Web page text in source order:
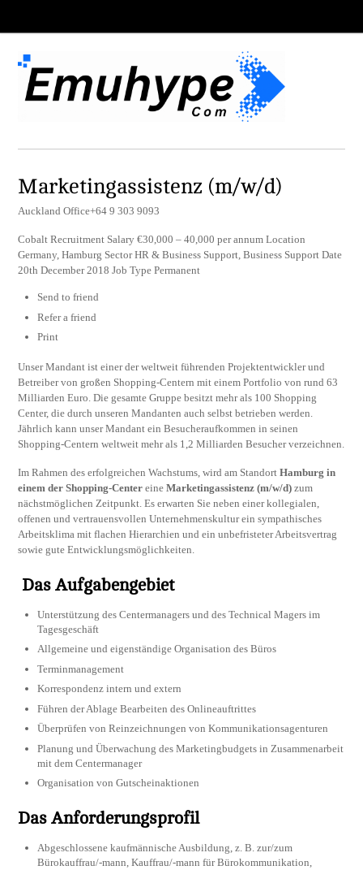
Marketingassistenz (m/w/d)
Auckland Office+64 9 303 9093
Cobalt Recruitment Salary €30,000 – 40,000 per annum Location
Germany, Hamburg Sector HR & Business Support, Business Support Date
20th December 2018 Job Type Permanent
Send to friend
Refer a friend
Print
Unser Mandant ist einer der weltweit führenden Projektentwickler und
Betreiber von großen Shopping-Centern mit einem Portfolio von rund 63
Milliarden Euro. Die gesamte Gruppe besitzt mehr als 100 Shopping
Center, die durch unseren Mandanten auch selbst betrieben werden.
Jährlich kann unser Mandant ein Besucheraufkommen in seinen
Shopping-Centern weltweit mehr als 1,2 Milliarden Besucher verzeichnen.
Im Rahmen des erfolgreichen Wachstums, wird am StandortHamburg in
einem der Shopping-Center eineMarketingassistenz (m/w/d)zum
nächstmöglichen Zeitpunkt. Es erwarten Sie neben einer kollegialen,
offenen und vertrauensvollen Unternehmenskultur ein sympathisches
Arbeitsklima mit flachen Hierarchien und ein unbefristeter Arbeitsvertrag
sowie gute Entwicklungsmöglichkeiten.
Das Aufgabengebiet
Unterstützung des Centermanagers und des Technical Magers im
Tagesgeschäft
Allgemeine und eigenständige Organisation des Büros
Terminmanagement
Korrespondenz intern und extern
Führen der Ablage Bearbeiten des Onlineauftrittes
Überprüfen von Reinzeichnungen von Kommunikationsagenturen
Planung und Überwachung des Marketingbudgets in Zusammenarbeit
mit dem Centermanager
Organisation von Gutscheinaktionen
Das Anforderungsprofil
Abgeschlossene kaufmännische Ausbildung, z. B. zur/zum
Bürokauffrau/-mann, Kauffrau/-mann für Bürokommunikation,